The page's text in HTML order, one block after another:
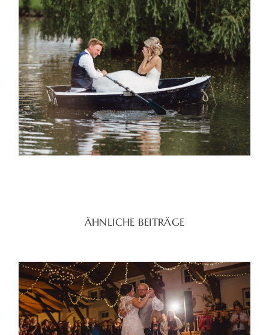
ÄHNLICHE BEITRÄGE